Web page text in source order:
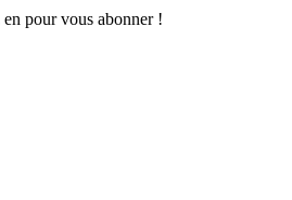
pour vous abonner !